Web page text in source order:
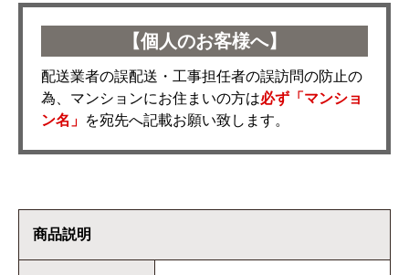
【個人のお客様へ】
配送業者の誤配送・工事担任者の誤訪問の防止の
為、マンションにお住まいの方は必ず「マンショ
ン名」 を宛先へ記載お願い致します。
商品説明